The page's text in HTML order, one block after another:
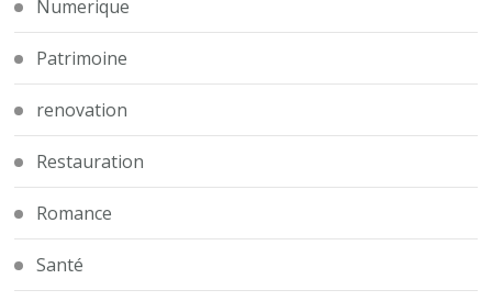
Numerique
Patrimoine
renovation
Restauration
Romance
Santé